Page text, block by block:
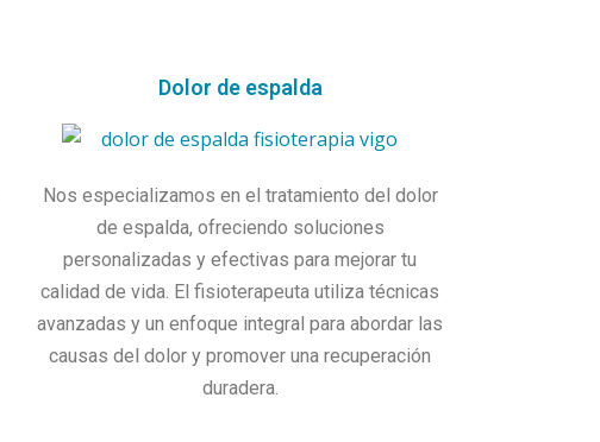
Dolor de espalda
Nos especializamos en el tratamiento del dolor
de espalda, ofreciendo soluciones
personalizadas y efectivas para mejorar tu
calidad de vida. El fisioterapeuta utiliza técnicas
avanzadas y un enfoque integral para abordar las
causas del dolor y promover una recuperación
duradera.